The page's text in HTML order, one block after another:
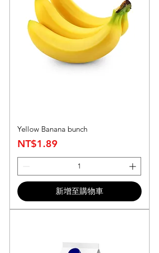
Yellow Banana bunch
價格
NT$1.89
新增至購物車